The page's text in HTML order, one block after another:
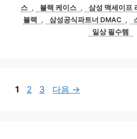
스 , 블랙 케이스 ,
삼성 맥세이프
블랙
, 삼성공식파트너 DMAC ,
일상 필수템
페
1
페
2
페
3 다음 →